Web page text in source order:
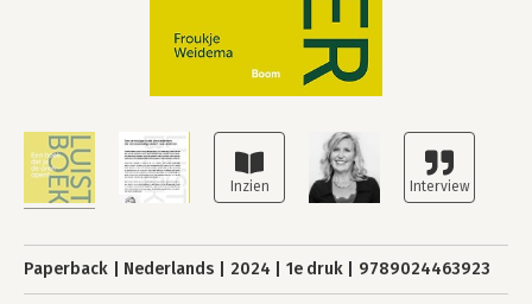
Paperback Nederlands 2024 1e druk 9789024463923